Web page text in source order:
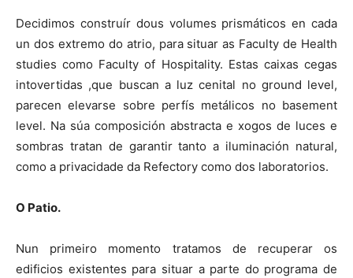
Decidimos construír dous volumes prismáticos en cada
un dos extremo do atrio, para situar as Faculty de Health
studies como Faculty of Hospitality. Estas caixas cegas
intovertidas ,que buscan a luz cenital no ground level,
parecen elevarse sobre perfís metálicos no basement
level. Na súa composición abstracta e xogos de luces e
sombras tratan de garantir tanto a iluminación natural,
como a privacidade da Refectory como dos laboratorios.
O Patio.
Nun primeiro momento tratamos de recuperar os
edificios existentes para situar a parte do programa de